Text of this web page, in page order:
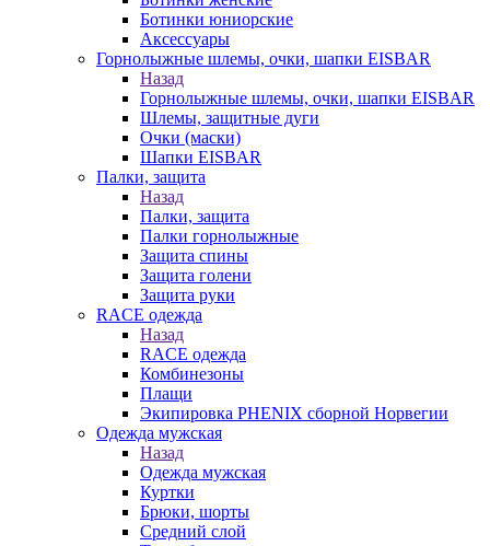
Ботинки юниорские
Аксессуары
Горнолыжные шлемы, очки, шапки EISBAR
Назад
Горнолыжные шлемы, очки, шапки EISBAR
Шлемы, защитные дуги
Очки (маски)
Шапки EISBAR
Палки, защита
Назад
Палки, защита
Палки горнолыжные
Защита спины
Защита голени
Защита руки
RACE одежда
Назад
RACE одежда
Комбинезоны
Плащи
Экипировка PHENIX сборной Норвегии
Одежда мужская
Назад
Одежда мужская
Куртки
Брюки, шорты
Средний слой